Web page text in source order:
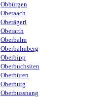
Obbürgen
Oberaach
Oberägeri
Oberarth
Oberbalm
Oberbalmberg
Oberbipp
Oberbuchsiten
Oberbüren
Oberburg
Oberbussnang